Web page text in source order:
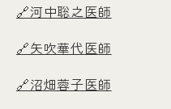
🔗河中聡之医師
🔗矢吹華代医師
🔗沼畑蓉子医師